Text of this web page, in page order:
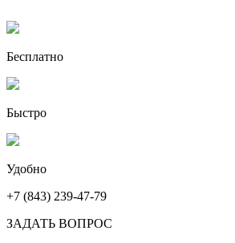
Бесплатно
Быстро
Удобно
+7 (843) 239-47-79
ЗАДАТЬ ВОПРОС